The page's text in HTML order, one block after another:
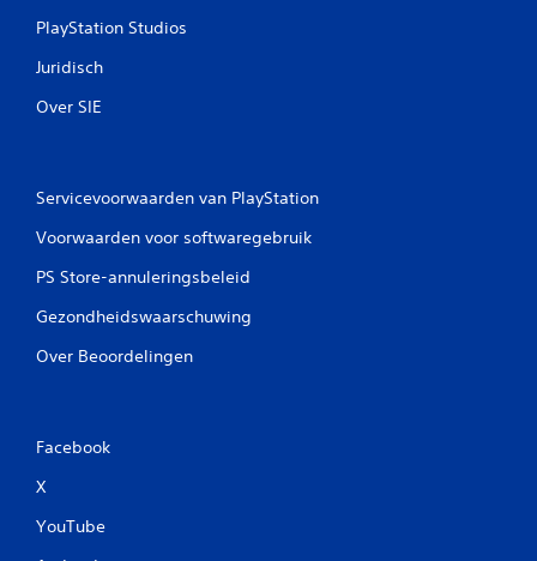
PlayStation Studios
Juridisch
Over SIE
Servicevoorwaarden van PlayStation
Voorwaarden voor softwaregebruik
PS Store-annuleringsbeleid
Gezondheidswaarschuwing
Over Beoordelingen
Facebook
X
YouTube